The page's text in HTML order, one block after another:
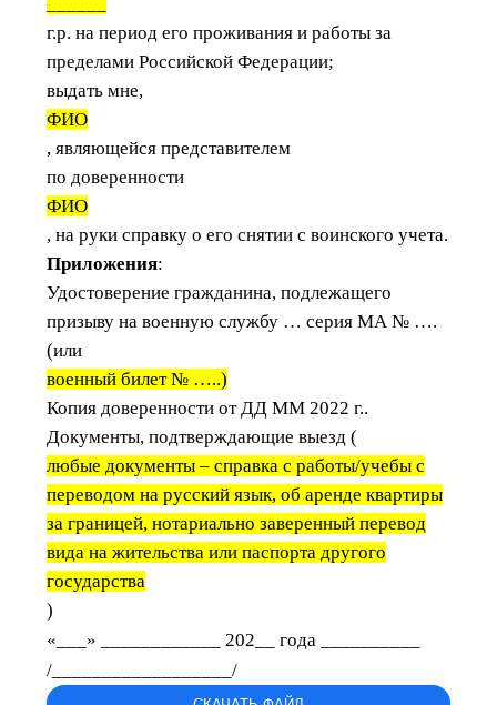
г.р. на период его проживания и работы за
пределами Российской Федерации;
выдать мне,
ФИО
, являющейся представителем
по доверенности
ФИО
, на руки справку о его снятии с воинского учета.
Приложения:
Удостоверение гражданина, подлежащего
призыву на военную службу … серия МА № ….
(или
военный билет № …..)
Копия доверенности от ДД ММ 2022 г..
Документы, подтверждающие выезд (
любые документы – справка с работы/учебы с
переводом на русский язык, об аренде квартиры
за границей, нотариально заверенный перевод
вида на жительства или паспорта другого
государства
)
«___» ____________ 202__ года
/__________________/